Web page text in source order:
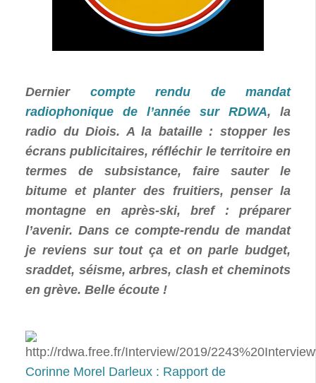
Dernier compte rendu de mandat
radiophonique de l’année sur RDWA, la
radio du Diois. A la bataille : stopper les
écrans publicitaires, réfléchir le territoire en
termes de subsistance, faire sauter le
bitume et planter des fruitiers, penser la
montagne en après-ski, bref : préparer
l’avenir. Dans ce compte-rendu de mandat
je reviens sur tout ça et on parle budget,
sraddet, séisme, arbres, clash et cheminots
en grève. Belle écoute !
Corinne Morel Darleux : Rapport de